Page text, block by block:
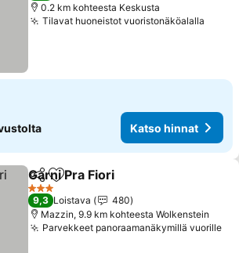
0.2 km kohteesta Keskusta
Tilavat huoneistot vuoristonäköalalla
Katso hinnat
Jaa Lisää suosikkeihin
Garni Pra Fiori
3 Tähtiluokitus
9,3 Loistava
480
Mazzin, 9.9 km kohteesta Wolkenstein
Parvekkeet panoraamanäkymillä vuorille